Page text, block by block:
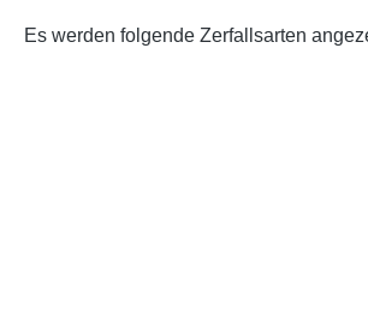
Es werden folgende Zerfallsarten